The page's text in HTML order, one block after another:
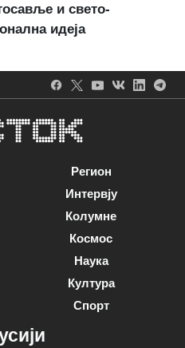
и свето-
идеја
Регион
Интервју
Колумне
Космос
Наука
Култура
Спорт